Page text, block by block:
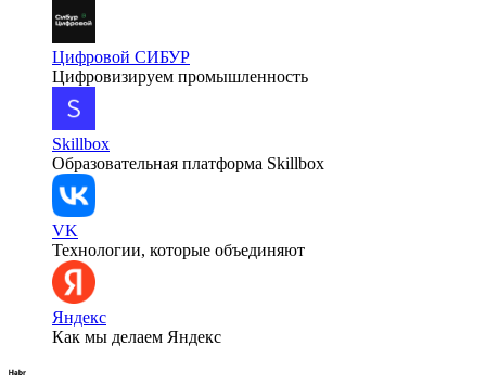
Цифровой СИБУР
Цифровизируем промышленность
Skillbox
Образовательная платформа Skillbox
VK
Технологии, которые объединяют
Яндекс
Как мы делаем Яндекс